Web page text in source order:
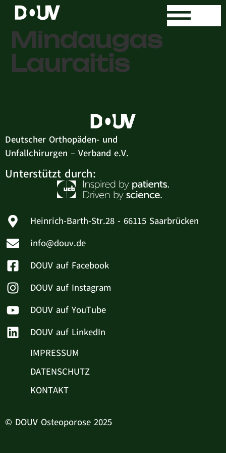
Dr. med.
Mindaugas
Lauraitis
Deutscher Orthopäden- und
Unfallchirurgen – Verband e.V.
Unterstützt durch:
Heinrich-Barth-Str.28 - 66115 Saarbrücken
info@douv.de
DOUV auf Facebook
DOUV auf Instagram
DOUV auf YouTube
DOUV auf LinkedIn
IMPRESSUM
DATENSCHUTZ
KONTAKT
© DOUV Osteoporose 2025